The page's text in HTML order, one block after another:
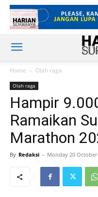
Home Olah raga
Olah raga
Hampir
Ramaikan
Marathon
By Redaksi - Monday 20 October